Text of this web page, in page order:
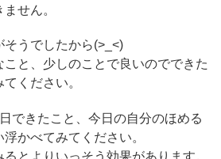
せん。
そうでしたから(>_<)
と、少しのことで良いのでできた
ください。
できたこと、今日の自分のほめる
かべてみてください。